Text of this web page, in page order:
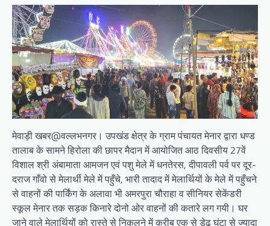
मेवाड़ी खबर@वल्लभनगर। उपखंड क्षेत्र के ग्राम पंचायत मेनार द्वारा धण्ड
तालाब के सामने हिरोला की छापर मैदान में आयोजित आठ दिवसीय 27वें
विशाल श्री अंबामाता आमजन एवं पशु मेले में धनतेरस, दीपावली पर्व पर दूर-
दराज गाँवो से मेलार्थी मेले में पहुँचे, भारी तादाद में मेलार्थियों के मेले में पहुँचने
से वाहनों की पार्किंग के अलावा भी अमरपुरा चौराहा व सीनियर सेकेंडरी
स्कूल मेनार तक सड़क किनारे दोनो ओर वाहनों की कतारे लग गयी। घर
जाने वाले मेलार्थियों को रास्ते से निकलने में करीब एक से डेढ़ घंटा से ज्यादा